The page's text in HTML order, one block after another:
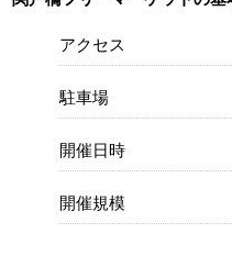
アクセス
駐車場
開催日時
開催規模